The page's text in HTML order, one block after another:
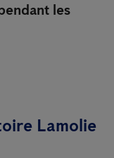
les
Lamolie